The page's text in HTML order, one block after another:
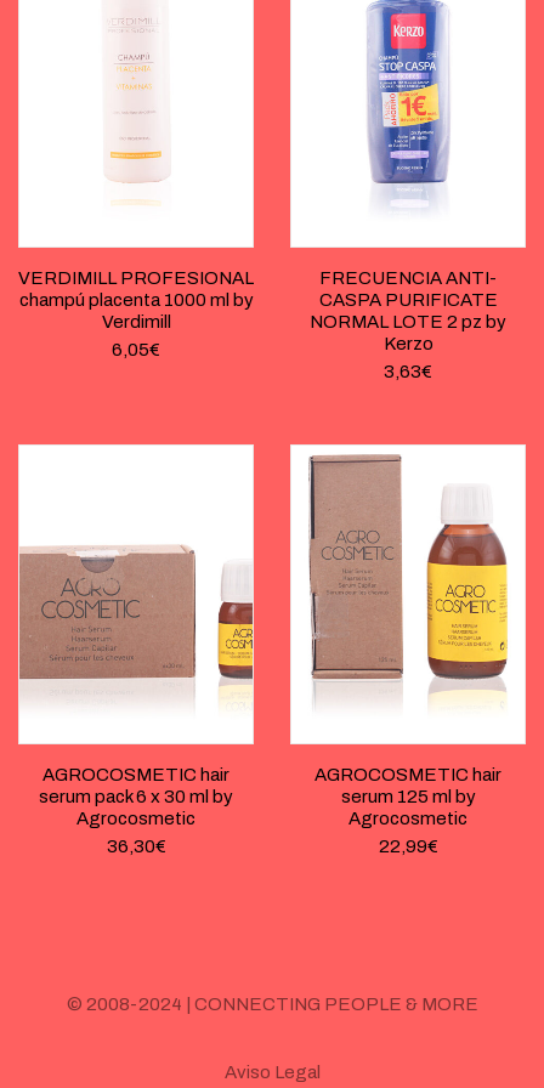
VERDIMILL PROFESIONAL
champú placenta 1000 ml by
Verdimill
6,05€
FRECUENCIA ANTI-
CASPA PURIFICATE
NORMAL LOTE 2 pz by
Kerzo
3,63€
AGROCOSMETIC hair
serum pack 6 x 30 ml by
Agrocosmetic
36,30€
AGROCOSMETIC hair
serum 125 ml by
Agrocosmetic
22,99€
© 2008-2024 | CONNECTING PEOPLE & MORE
Aviso Legal